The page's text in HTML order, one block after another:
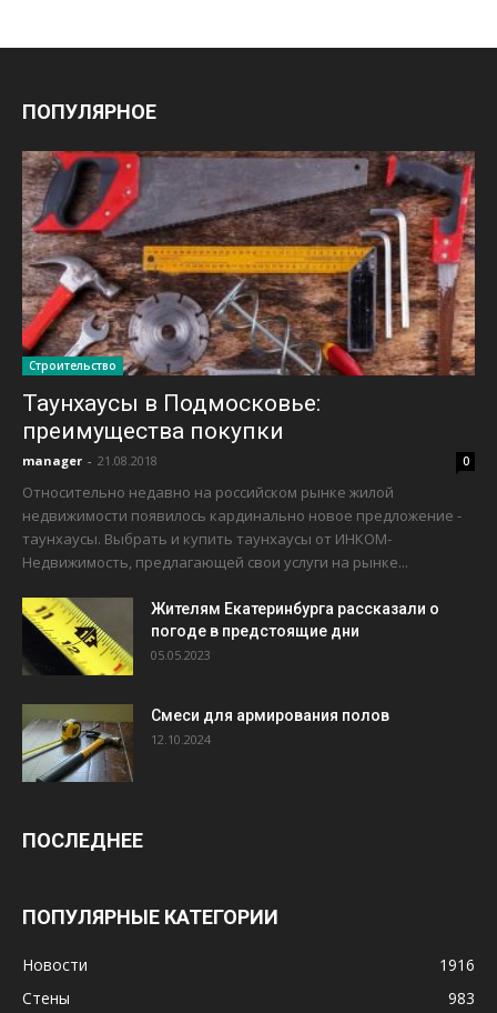
ПОПУЛЯРНОЕ
Строительство
Таунхаусы в Подмосковье:
преимущества покупки
manager - 21.08.2018 0
Относительно недавно на российском рынке жилой
недвижимости появилось кардинально новое предложение -
таунхаусы. Выбрать и купить таунхаусы от ИНКОМ-
Недвижимость, предлагающей свои услуги на рынке...
Жителям Екатеринбурга рассказали о
погоде в предстоящие дни
05.05.2023
Смеси для армирования полов
12.10.2024
ПОСЛЕДНЕЕ
ПОПУЛЯРНЫЕ КАТЕГОРИИ
Новости
1916
Стены
983